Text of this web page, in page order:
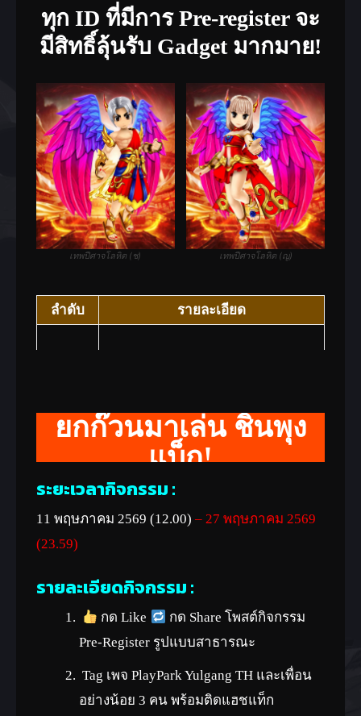
ทุก ID ที่มีการ Pre-register จะ
มีสิทธิ์ลุ้นรับ Gadget มากมาย!
เทพปีศาจโลหิต (ช) เทพปีศาจโลหิต (ญ)
ลำดับ รายละเอียด
Tier 1:
30,000
ID
ลายปักมังกรเขียว(1วัน)
(กิจกรรม)
ปราณทั้งหมด +3, ค่าประสบการณ์
+100%, พลังโจมตีอาวุธ +7%
อานุภาพวิชา +12%, พลังป้องกันรวม
ป้องมอนสเตอร์ขนาดใหญ่ +200
(ไอเทมไม่สามารถแลกเปลี่ยนได้)
ยกก๊วนมาเล่น ชินพุง
แบ็ก!
ระยะเวลากิจกรรม :
11 พฤษภาคม 2569 (12.00) – 27 พฤษภาคม 2569
(23.59)
รายละเอียดกิจกรรม :
กด Like
กด Share โพสต์กิจกรรม
Pre-Register รูปแบบสาธารณะ
Tag เพจ PlayPark Yulgang TH และเพื่อน
อย่างน้อย 3 คน พร้อมติดแฮชแท็ก